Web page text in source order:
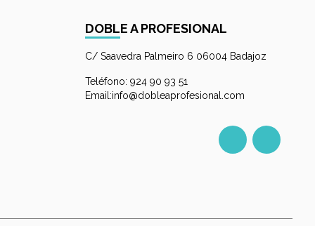
DOBLE A PROFESIONAL
C/ Saavedra Palmeiro 6 06004 Badajoz
Teléfono: 924 90 93 51
Email:info@dobleaprofesional.com
Facebook